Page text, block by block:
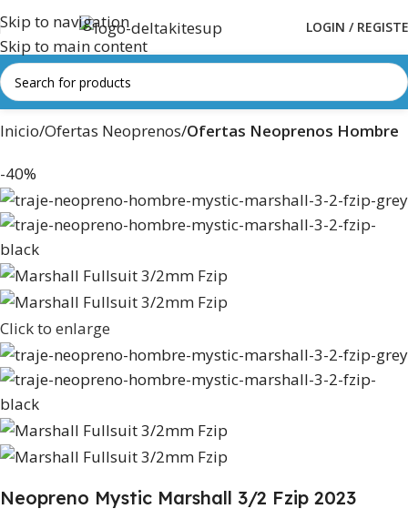
Skip to navigation
Skip to main content
LOGIN /
Inicio Ofertas Neoprenos Ofertas Neoprenos Hombre
-40%
Click to enlarge
Neopreno Mystic Marshall 3/2 Fzip 2023